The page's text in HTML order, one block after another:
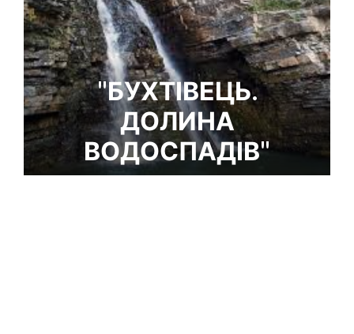
"БУХТІВЕЦЬ.
ДОЛИНА
ВОДОСПАДІВ"